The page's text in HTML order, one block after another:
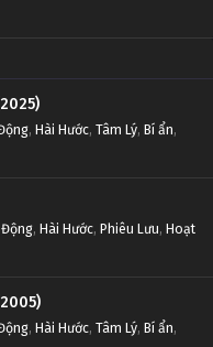
, Hài Hước, Tâm Lý, Bí ẩn,
, Hài Hước, Phiêu Lưu, Hoạt
, Hài Hước, Tâm Lý, Bí ẩn,